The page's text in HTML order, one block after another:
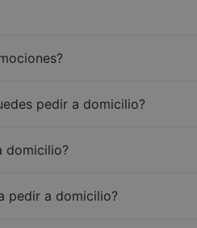
pedir a domicilio?
domicilio?
pedir a domicilio?